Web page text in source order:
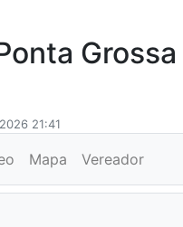
Grossa
21:41
Mapa Vereador